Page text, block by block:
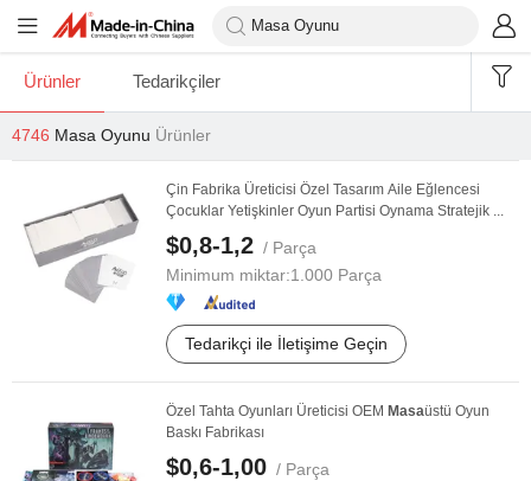
Ürünler Tedarikçiler
4746 Masa Oyunu Ürünler
Çin Fabrika Üreticisi Özel Tasarım Aile Eğlencesi
Çocuklar Yetişkinler Oyun Partisi Oynama Stratejik ...
$0,8-1,2 / Parça
Minimum miktar:1.000 Parça
Tedarikçi ile İletişime Geçin
Özel Tahta Oyunları Üreticisi OEM Masaüstü Oyun
Baskı Fabrikası
$0,6-1,00 / Parça